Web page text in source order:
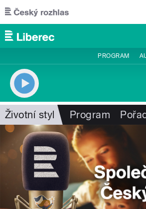
Přejít k hlavnímu obsahu
PROGRAM
Životní styl Program